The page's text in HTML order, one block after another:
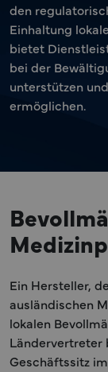
den
Einhaltung
bietet
bei der
unterstützen
ermöglichen.
Ein Hersteller,
ausländischen
lokalen
Ländervertreter
Geschäftssitz